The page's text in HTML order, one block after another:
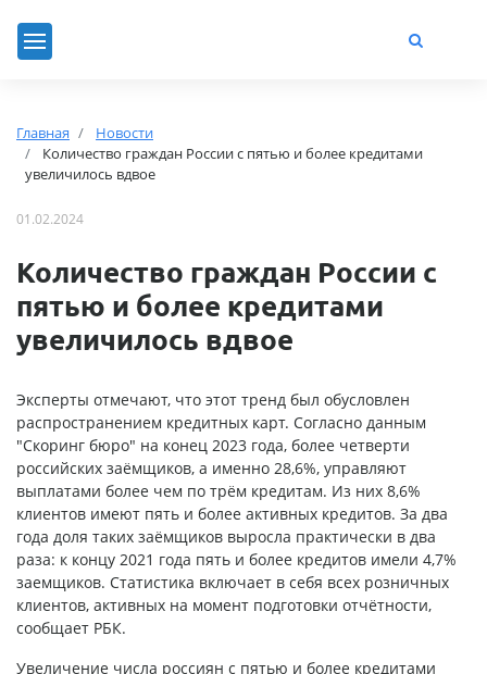
Главная
Новости
Количество граждан России с пятью и более кредитами
увеличилось вдвое
01.02.2024
Количество граждан России с
пятью и более кредитами
увеличилось вдвое
Эксперты отмечают, что этот тренд был обусловлен
распространением кредитных карт. Согласно данным
"Скоринг бюро" на конец 2023 года, более четверти
российских заёмщиков, а именно 28,6%, управляют
выплатами более чем по трём кредитам. Из них 8,6%
клиентов имеют пять и более активных кредитов. За два
года доля таких заёмщиков выросла практически в два
раза: к концу 2021 года пять и более кредитов имели 4,7%
заемщиков. Статистика включает в себя всех розничных
клиентов, активных на момент подготовки отчётности,
сообщает РБК.
Увеличение числа россиян с пятью и более кредитами